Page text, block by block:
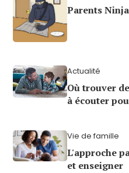
Parents
Actualité
Où trouver
à écouter
Vie de famille
L'approche
et enseigner